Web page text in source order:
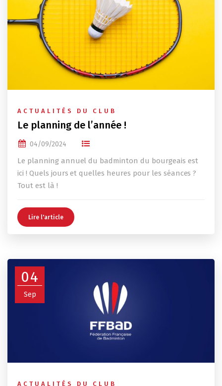
ACTUALITÉS DU CLUB
Le planning de l’année !
04/09/2024
Le planning annuel du badminton du bourgeais est
ici ! Quels jours et quelles heures pour les séances ?
Tout est là !
Lire l'article
04
Sep
ACTUALITÉS DU CLUB